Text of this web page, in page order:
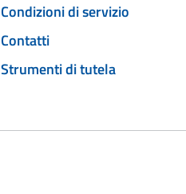
Condizioni di servizio
Contatti
Strumenti di tutela